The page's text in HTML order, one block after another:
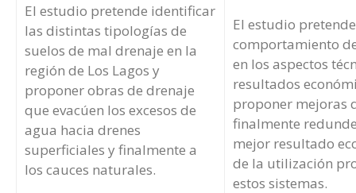
El estudio pretende identificar
las distintas tipologías de
suelos de mal drenaje en la
región de Los Lagos y
proponer obras de drenaje
que evacúen los excesos de
agua hacia drenes
superficiales y finalmente a
los cauces naturales.
El estudio
comportamiento
en los aspectos
resultados
proponer mejoras
finalmente
mejor resultado
de la utilización
estos sistemas.